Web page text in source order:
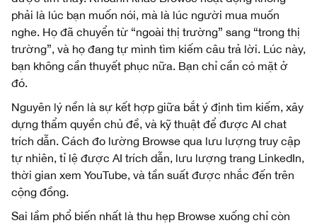
phải là lúc bạn muốn nói, mà là lúc người mua muốn
nghe. Họ đã chuyển từ “ngoài thị trường” sang “trong thị
trường”, và họ đang tự mình tìm kiếm câu trả lời. Lúc này,
bạn không cần thuyết phục nữa. Bạn chỉ cần có mặt ở
đó.
Nguyên lý nền là sự kết hợp giữa bắt ý định tìm kiếm, xây
dựng thẩm quyền chủ đề, và kỹ thuật để được AI chat
trích dẫn. Cách đo lường Browse qua lưu lượng truy cập
tự nhiên, tỉ lệ được AI trích dẫn, lưu lượng trang LinkedIn,
thời gian xem YouTube, và tần suất được nhắc đến trên
cộng đồng.
Sai lầm phổ biến nhất là thu hẹp Browse xuống chỉ còn